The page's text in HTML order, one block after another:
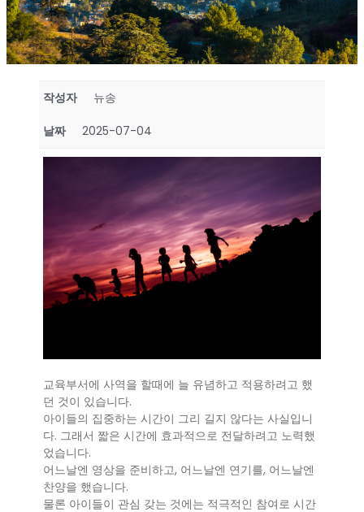
작성자 뉴송
날짜 2025-07-04
교육부서에 사역을 할때에 늘 유념하고 적용하려고 했
던 것이 있습니다.
아이들의 집중하는 시간이 그리 길지 않다는 사실입니
다. 그래서 짧은 시간에 효과적으로 전달하려고 노력했
었습니다.
어느날엔 영상을 준비하고, 어느날엔 연기를, 어느날엔
찬양을 했습니다.
물론 아이들이 관심 갖는 것에는 적극적인 참여로 시간